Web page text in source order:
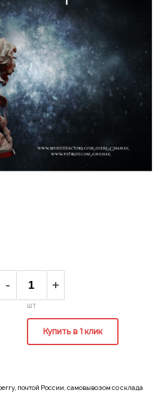
- +
шт
Купить в 1 клик
почтой России, самовывозом со склада
скидки
подарков
в закрытый клуб
вы даете согласие на обработку
данных
Отправить
вы даете согласие на обработку
данных
GOOGLE
Отправить
вы даете согласие на обработку
данных